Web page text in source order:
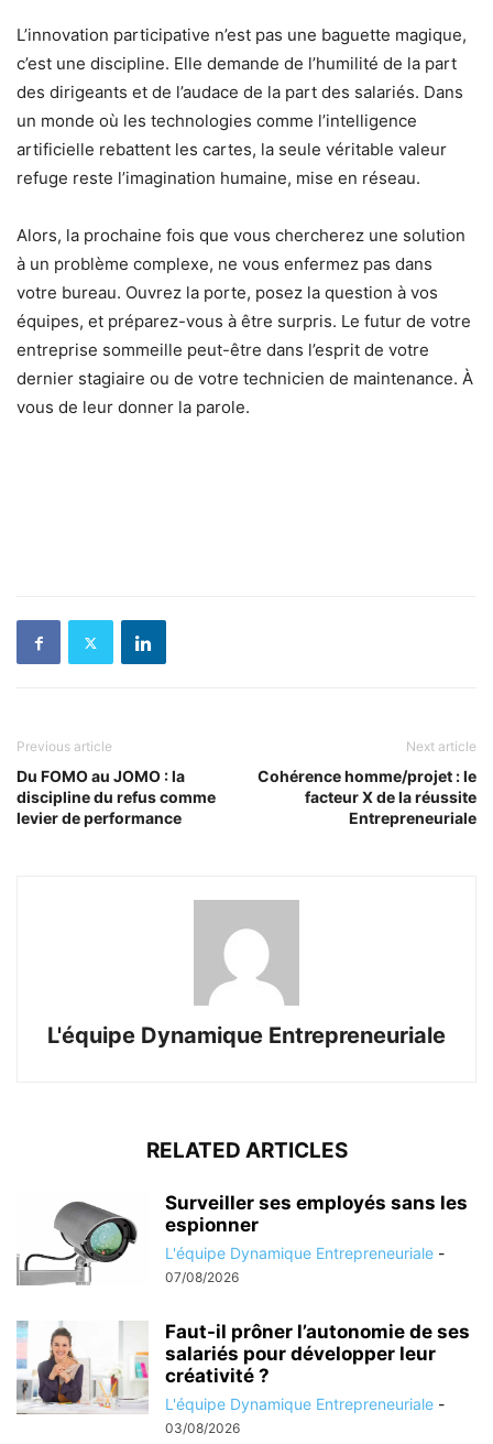
L’innovation participative n’est pas une baguette magique,
c’est une discipline. Elle demande de l’humilité de la part
des dirigeants et de l’audace de la part des salariés. Dans
un monde où les technologies comme l’intelligence
artificielle rebattent les cartes, la seule véritable valeur
refuge reste l’imagination humaine, mise en réseau.
Alors, la prochaine fois que vous chercherez une solution
à un problème complexe, ne vous enfermez pas dans
votre bureau. Ouvrez la porte, posez la question à vos
équipes, et préparez-vous à être surpris. Le futur de votre
entreprise sommeille peut-être dans l’esprit de votre
dernier stagiaire ou de votre technicien de maintenance. À
vous de leur donner la parole.
Previous article
Du FOMO au JOMO : la
discipline du refus comme
levier de performance
Next article
Cohérence homme/projet : le
facteur X de la réussite
Entrepreneuriale
L'équipe Dynamique Entrepreneuriale
RELATED ARTICLES
Surveiller ses employés sans les
espionner
L'équipe Dynamique Entrepreneuriale -
07/08/2026
Faut-il prôner l’autonomie de ses
salariés pour développer leur
créativité ?
L'équipe Dynamique Entrepreneuriale -
03/08/2026